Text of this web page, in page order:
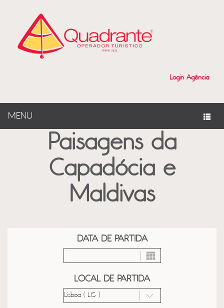
Login Agência
MENU
Paisagens da
Capadócia e
Maldivas
DATA DE PARTIDA
LOCAL DE PARTIDA